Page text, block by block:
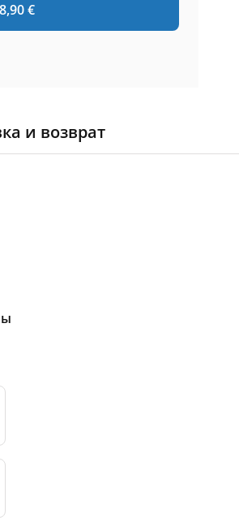
€
и возврат